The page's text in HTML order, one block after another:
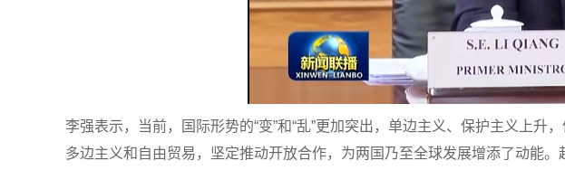
李强表示，当前，国际形势的“变”和“乱”更加突出，单边主义、保护主义上
多边主义和自由贸易，坚定推动开放合作，为两国乃至全球发展增添了动能